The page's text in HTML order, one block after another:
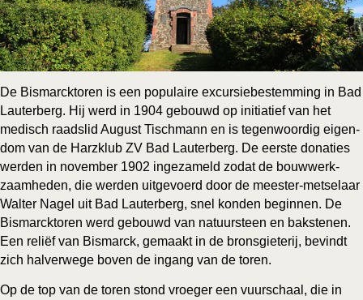
De Bis­mar­ck­to­ren is een popu­lai­re excur­sie­be­stem­ming in Bad
Lau­ter­berg. Hij werd in 1904 gebouwd op ini­ti­a­tief van het
medisch raads­lid August Tisch­mann en is tegen­woor­dig eigen­
dom van de Harz­klub ZV Bad Lau­ter­berg. De eer­ste dona­ties
wer­den in novem­ber 1902 inge­za­meld zodat de bouw­werk­
zaam­he­den, die wer­den uit­ge­voerd door de mees­ter-met­se­laar
Wal­ter Nagel uit Bad Lau­ter­berg, snel kon­den begin­nen. De
Bis­mar­ck­to­ren werd gebouwd van natuur­steen en bak­ste­nen.
Een reli­ëf van Bis­mar­ck, gemaakt in de brons­gie­te­rij, bevindt
zich hal­ver­we­ge boven de ingang van de toren.
Op de top van de toren stond vroe­ger een vuur­schaal, die in